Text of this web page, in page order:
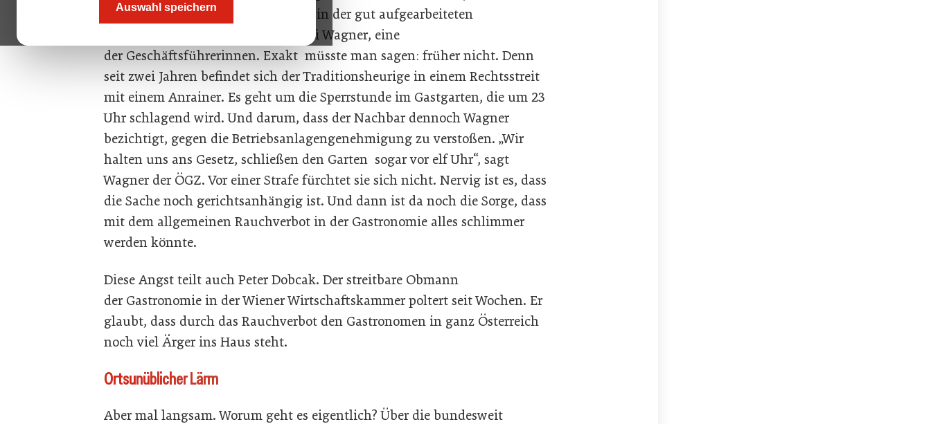
Auswahl speichern
Probleme mit den Nachbarn gab es in der gut aufgearbeiteten
Firmenchronologie nie, erklärt Steffi Wagner, eine
der Geschäftsführerinnen. Exakt müsste man sagen: früher nicht. Denn
seit zwei Jahren befindet sich der Traditionsheurige in einem Rechtsstreit
mit einem Anrainer. Es geht um die Sperrstunde im Gastgarten, die um 23
Uhr schlagend wird. Und darum, dass der Nachbar dennoch Wagner
bezichtigt, gegen die Betriebsanlagengenehmigung zu verstoßen. „Wir
halten uns ans Gesetz, schließen den Garten sogar vor elf Uhr“, sagt
Wagner der ÖGZ. Vor einer Strafe fürchtet sie sich nicht. Nervig ist es, dass
die Sache noch gerichtsanhängig ist. Und dann ist da noch die Sorge, dass
mit dem allgemeinen Rauchverbot in der Gastronomie alles schlimmer
werden könnte.
Diese Angst teilt auch Peter Dobcak. Der streitbare Obmann
der Gastronomie in der Wiener Wirtschaftskammer poltert seit Wochen. Er
glaubt, dass durch das Rauchverbot den Gastronomen in ganz Österreich
noch viel Ärger ins Haus steht.
Ortsunüblicher Lärm
Aber mal langsam. Worum geht es eigentlich? Über die bundesweit